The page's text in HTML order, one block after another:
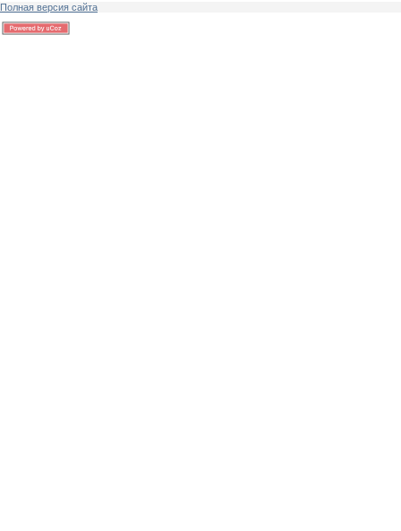
Полная версия сайта